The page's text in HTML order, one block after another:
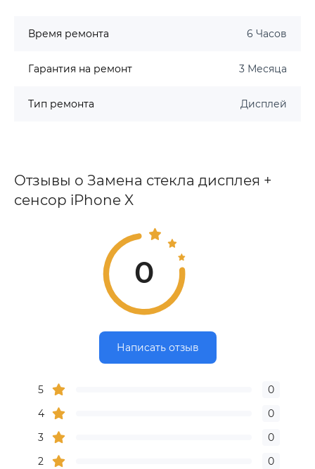
Время ремонта 6 Часов
Гарантия на ремонт 3 Месяца
Тип ремонта Дисплей
Отзывы о Замена стекла дисплея +
сенсор iPhone X
0
Написать отзыв
5
0
4
0
3
0
2
0